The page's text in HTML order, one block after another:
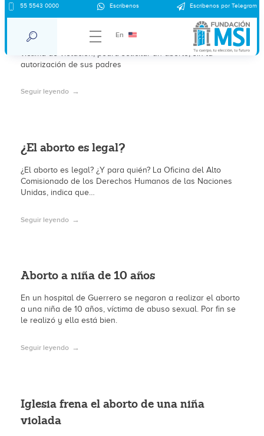
55 5543 0000 Escríbenos Escríbenos por Telegram
En
Aborto sin permiso de los padres
La SCJN en México ratificó que toda niña mayor de 12 años,
víctima de violación, podrá solicitar un aborto, sin la
autorización de sus padres
Seguir leyendo
¿El aborto es legal?
¿El aborto es legal? ¿Y para quién? La Oficina del Alto
Comisionado de los Derechos Humanos de las Naciones
Unidas, indica que…
Seguir leyendo
Aborto a niña de 10 años
En un hospital de Guerrero se negaron a realizar el aborto
a una niña de 10 años, víctima de abuso sexual. Por fin se
le realizó y ella está bien.
Seguir leyendo
Iglesia frena el aborto de una niña
violada